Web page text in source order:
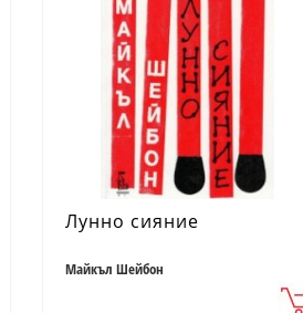
Лунно сияние
Майкъл Шейбон